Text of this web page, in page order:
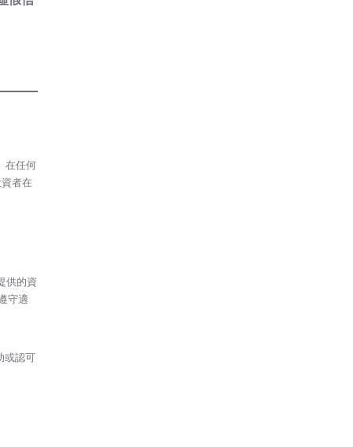
在任何
者在
供的資
守適
或認可